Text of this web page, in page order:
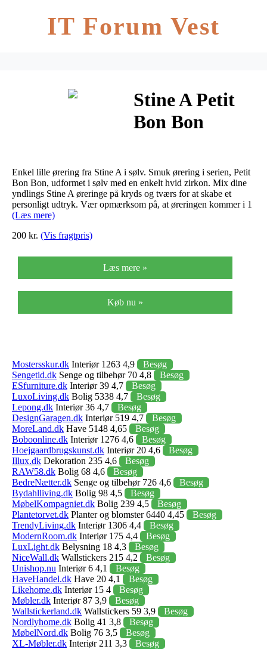
IT Forum Vest
Stine A Petit
Bon Bon
Zirkon Sølv
Enkel lille ørering fra Stine A i sølv. Smuk ørering i serien, Petit
Bon Bon, udformet i sølv med en enkelt hvid zirkon. Mix dine
yndlings Stine A øreringe på kryds og tværs for at skabe et
personligt udtryk. Vær opmærksom på, at øreringen kommer i 1
(Læs mere)
200 kr. (Vis fragtpris)
Læs mere »
Køb nu »
Mostersskur.dk Interiør 1263 4,9
Besøg
Sengetid.dk Senge og tilbehør 70 4,8
Besøg
ESfurniture.dk Interiør 39 4,7
Besøg
LuxoLiving.dk Bolig 5338 4,7
Besøg
Lepong.dk Interiør 36 4,7
Besøg
DesignGaragen.dk Interiør 519 4,7
Besøg
MoreLand.dk Have 5148 4,65
Besøg
Boboonline.dk Interiør 1276 4,6
Besøg
Hoejgaardbrugskunst.dk Interiør 20 4,6
Besøg
Illux.dk Dekoration 235 4,6
Besøg
RAW58.dk Bolig 68 4,6
Besøg
BedreNætter.dk Senge og tilbehør 726 4,6
Besøg
Bydahlliving.dk Bolig 98 4,5
Besøg
MøbelKompagniet.dk Bolig 239 4,5
Besøg
Plantetorvet.dk Planter og blomster 6440 4,45
Besøg
TrendyLiving.dk Interiør 1306 4,4
Besøg
ModernRoom.dk Interiør 175 4,4
Besøg
LuxLight.dk Belysning 18 4,3
Besøg
NiceWall.dk Wallstickers 215 4,2
Besøg
Unishop.nu Interiør 6 4,1
Besøg
HaveHandel.dk Have 20 4,1
Besøg
Likehome.dk Interiør 15 4
Besøg
Møbler.dk Interiør 87 3,9
Besøg
Wallstickerland.dk Wallstickers 59 3,9
Besøg
Nordlyhome.dk Bolig 41 3,8
Besøg
MøbelNord.dk Bolig 76 3,5
Besøg
XL-Møbler.dk Interiør 211 3,3
Besøg